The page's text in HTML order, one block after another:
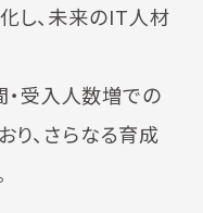
し、未来のIT人材
受入人数増での
、さらなる育成